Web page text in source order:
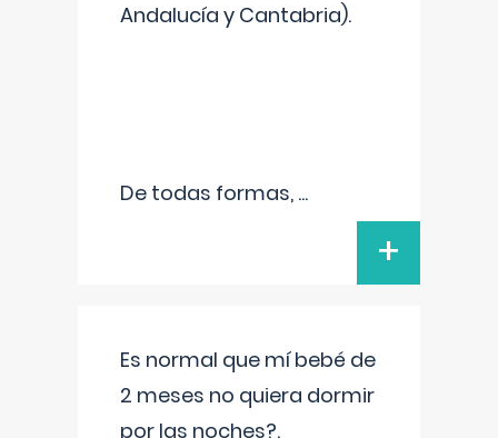
Andalucía y Cantabria).
De todas formas, ...
+
Es normal que mí bebé de
2 meses no quiera dormir
por las noches?.